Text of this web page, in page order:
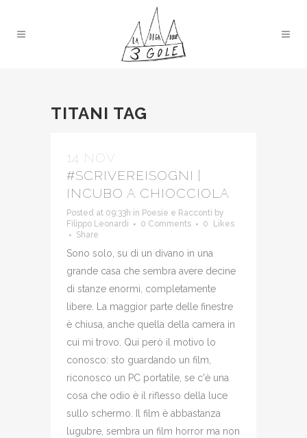
TITANI TAG
14 NOV
#SCRIVEREISOGNI |
INCUBO A CHIOCCIOLA
Posted at 09:33h in Poesie e Racconti by
Filippo Leonardi
0 Comments 0
Likes
Share
Sono solo, su di un divano in una
grande casa che sembra avere decine
di stanze enormi, completamente
libere. La maggior parte delle finestre
è chiusa, anche quella della camera in
cui mi trovo. Qui però il motivo lo
conosco: sto guardando un film,
riconosco un PC portatile, se c'è una
cosa che odio è il riflesso della luce
sullo schermo. Il film è abbastanza
lugubre, sembra un film horror ma non